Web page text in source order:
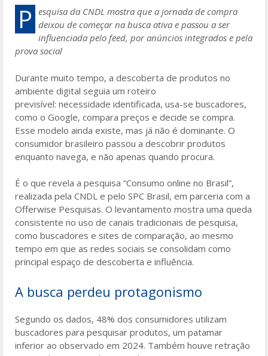
e
b
o
o
k
itt
er
ai
l
ar
e
P
esquisa da CNDL mostra que a jornada de compra
deixou de começar na busca ativa e passou a ser
influenciada pelo feed, por anúncios integrados e pela
prova social
Durante muito tempo, a descoberta de produtos no
ambiente digital seguia um roteiro
previsível: necessidade identificada, usa-se buscadores,
como o Google, compara preços e decide se compra.
Esse modelo ainda existe, mas já não é dominante. O
consumidor brasileiro passou a descobrir produtos
enquanto navega, e não apenas quando procura.
É o que revela a pesquisa “Consumo online no Brasil”,
realizada pela CNDL e pelo SPC Brasil, em parceria com a
Offerwise Pesquisas. O levantamento mostra uma queda
consistente no uso de canais tradicionais de pesquisa,
como buscadores e sites de comparação, ao mesmo
tempo em que as redes sociais se consolidam como
principal espaço de descoberta e influência.
A busca perdeu protagonismo
Segundo os dados, 48% dos consumidores utilizam
buscadores para pesquisar produtos, um patamar
inferior ao observado em 2024. Também houve retração